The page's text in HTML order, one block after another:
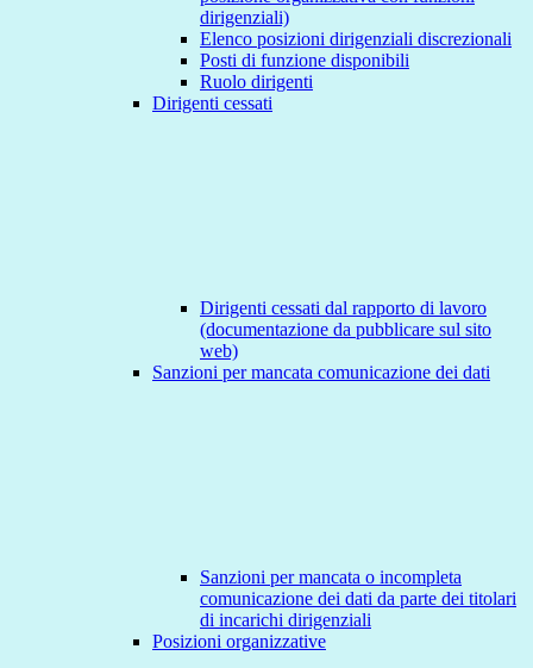
dirigenziali)
Elenco posizioni dirigenziali discrezionali
Posti di funzione disponibili
Ruolo dirigenti
Dirigenti cessati
Dirigenti cessati dal rapporto di lavoro
(documentazione da pubblicare sul sito
web)
Sanzioni per mancata comunicazione dei dati
Sanzioni per mancata o incompleta
comunicazione dei dati da parte dei titolari
di incarichi dirigenziali
Posizioni organizzative